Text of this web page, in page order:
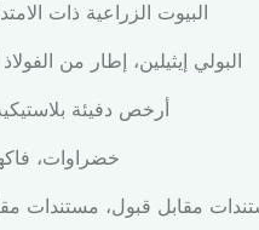
البيوت الزراعية ذات
البولي إيثيلين، إطار من
أرخص دفيئة
خضراوات،
مقابل قبول، مستندات